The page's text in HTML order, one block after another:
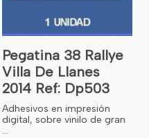
Pegatina 38 Rallye
Villa De Llanes
2014 Ref: Dp503
Adhesivos en impresión
digital, sobre vinilo de gran
...